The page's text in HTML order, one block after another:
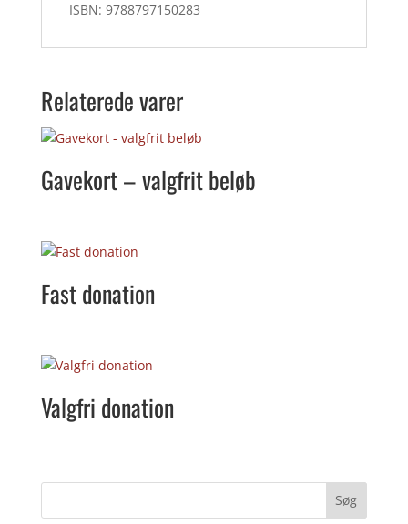
ISBN: 9788797150283
Relaterede varer
Gavekort – valgfrit beløb
Fast donation
Valgfri donation